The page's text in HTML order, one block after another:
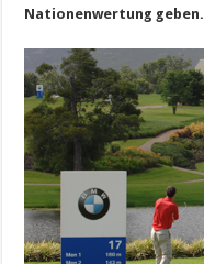
Nationenwertung geben.